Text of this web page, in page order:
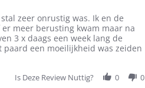
zeer onrustig was. Ik en de
meer berusting kwam maar na
3 x daags een week lang de
een moeilijkheid was zeiden
Is Deze Review Nuttig? 0 0